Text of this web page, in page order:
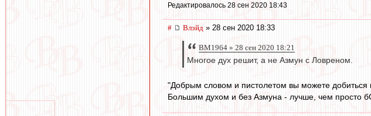
Редактировалось 28 сен 2020 18:43
# Влэйд » 28 сен 2020 18:33
BM1964 » 28 сен 2020 18:21
Многое дух решит, а не Азмун с Ловреном.
"Добрым словом и пистолетом вы можете
Большим духом и без Азмуна - лучше, чем просто